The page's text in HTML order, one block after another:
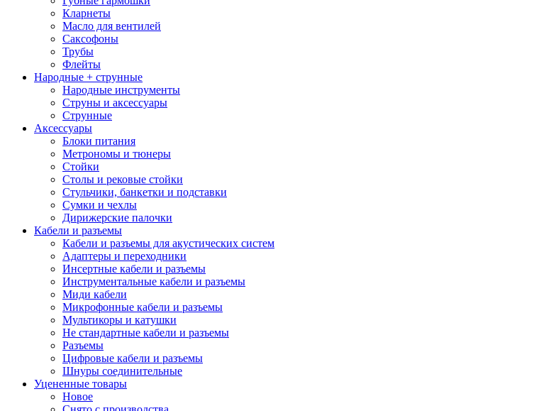
Кларнеты
Масло для вентилей
Саксофоны
Трубы
Флейты
Народные + струнные
Народные инструменты
Струны и аксессуары
Струнные
Аксессуары
Блоки питания
Метрономы и тюнеры
Стойки
Столы и рековые стойки
Стульчики, банкетки и подставки
Сумки и чехлы
Дирижерские палочки
Кабели и разъемы
Кабели и разъемы для акустических систем
Адаптеры и переходники
Инсертные кабели и разъемы
Инструментальные кабели и разъемы
Миди кабели
Микрофонные кабели и разъемы
Мультикоры и катушки
Не стандартные кабели и разъемы
Разъемы
Цифровые кабели и разъемы
Шнуры соединительные
Уцененные товары
Новое